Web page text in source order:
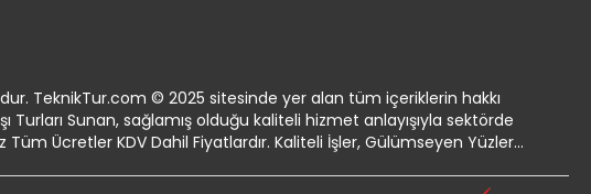
TeknikTur.com © 2025 sitesinde yer alan tüm içeriklerin hakkı
Turları Sunan, sağlamış olduğu kaliteli hizmet anlayışıyla sektörde
Ücretler KDV Dahil Fiyatlardır. Kaliteli İşler, Gülümseyen Yüzler...